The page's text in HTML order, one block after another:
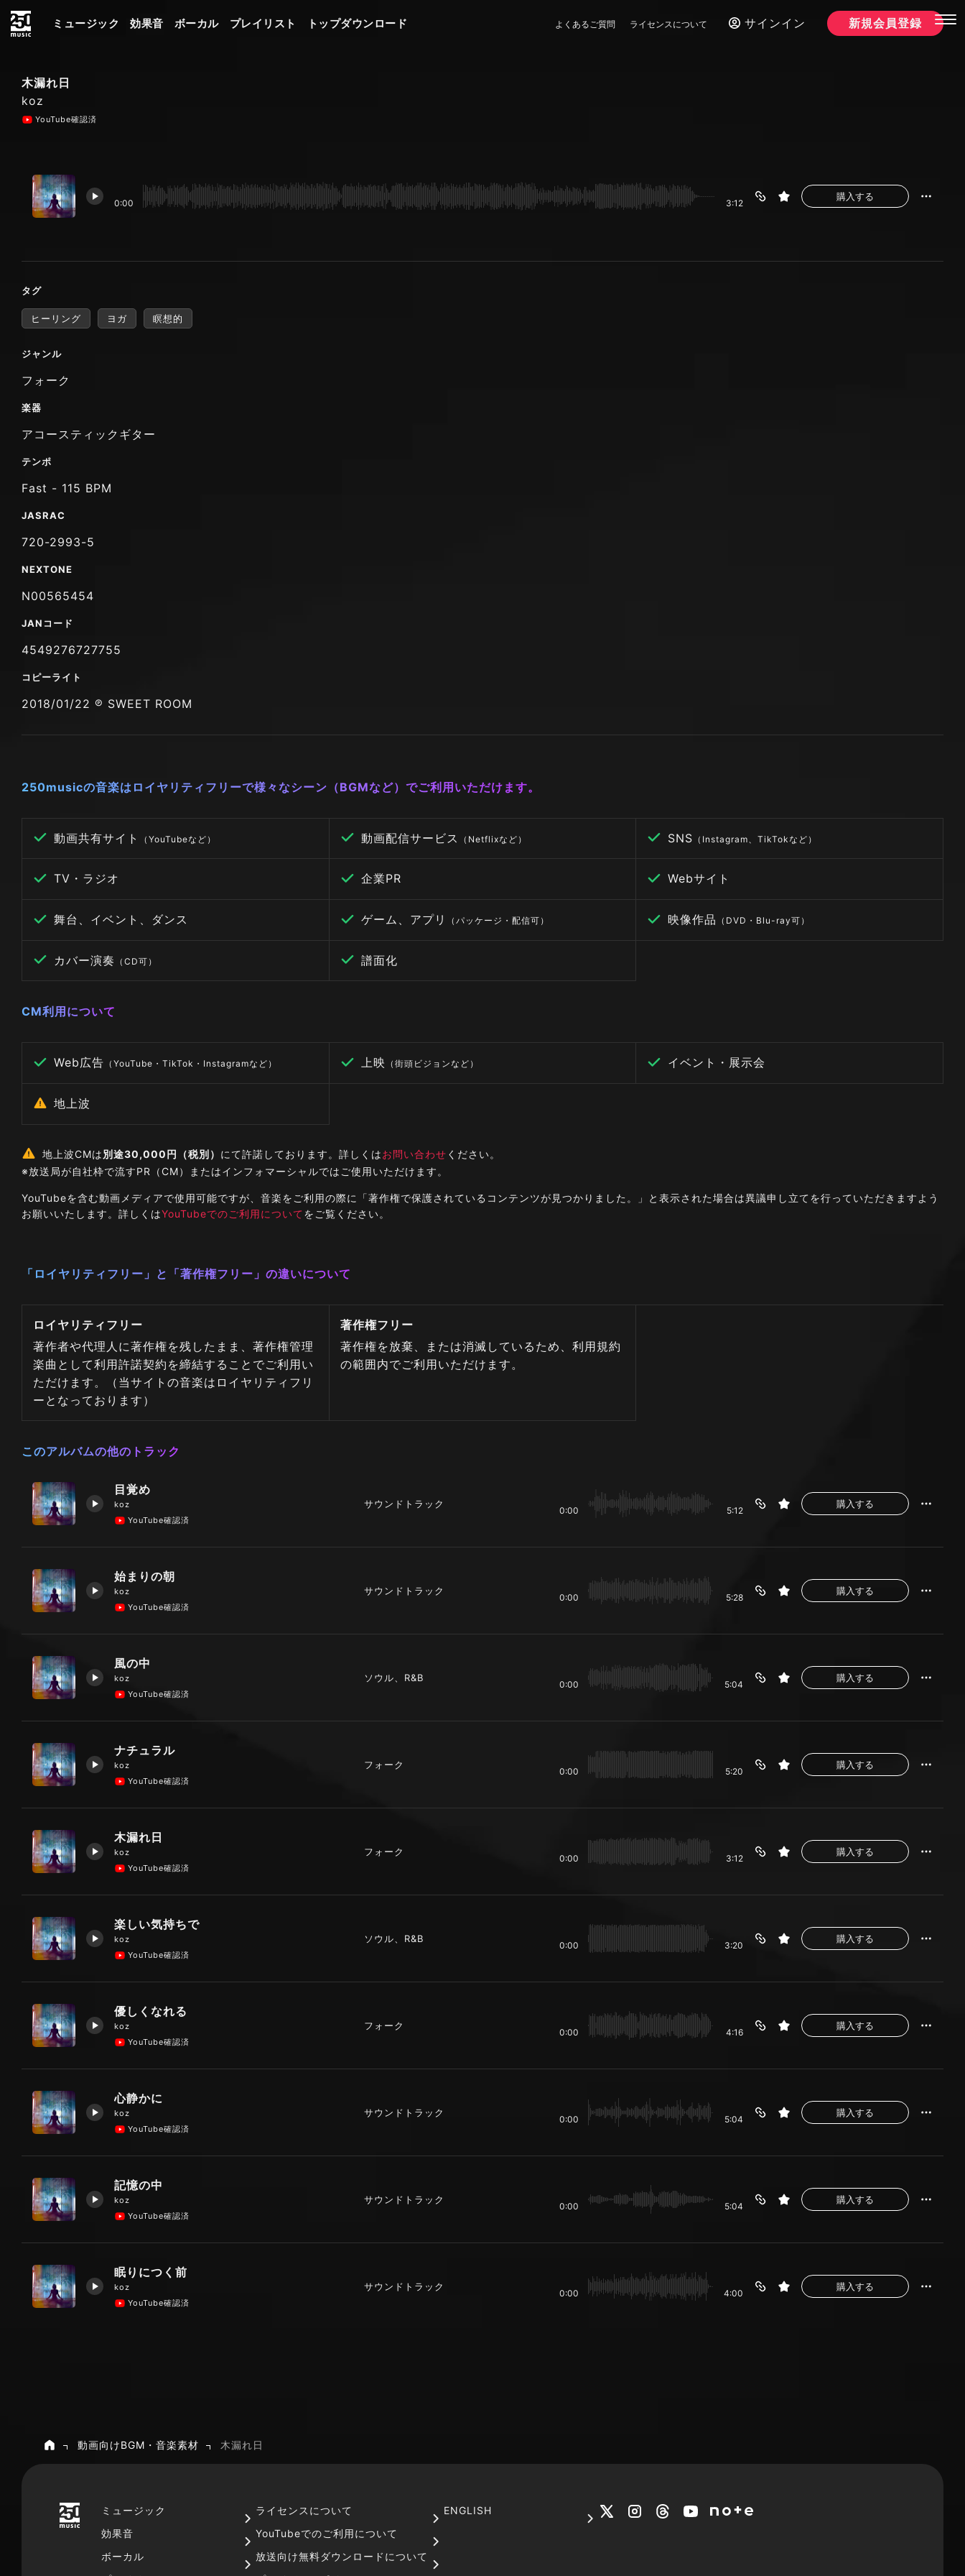
ミュージック 効果音 ボーカル プレイリスト トップダウンロード よくあるご質問 ライセンスについて サインイン 新規会員登録
木漏れ日
koz
YouTube確認済
0:00 3:12
購入する
タグ
ヒーリング ヨガ 瞑想的
ジャンル
フォーク
楽器
アコースティックギター
テンポ
Fast - 115 BPM
JASRAC
720-2993-5
NEXTONE
N00565454
JANコード
4549276727755
コピーライト
2018/01/22 ℗ SWEET ROOM
250musicの音楽はロイヤリティフリーで様々なシーン（BGMなど）でご利用いただけます。
動画共有サイト （YouTubeなど） 動画配信サービス （Netflixなど） SNS （Instagram、TikTokなど）
TV・ラジオ 企業PR Webサイト
舞台、イベント、ダンス ゲーム、アプリ （パッケージ・配信可） 映像作品 （DVD・Blu-ray可）
カバー演奏 （CD可） 譜面化
CM利用について
Web広告 （YouTube・TikTok・Instagramなど） 上映 （街頭ビジョンなど） イベント・展示会
地上波
地上波CMは別途30,000円（税別） にて許諾しております。詳しくはお問い合わせ ください。
※放送局が自社枠で流すPR（CM）またはインフォマーシャルではご使用いただけます。
YouTubeを含む動画メディアで使用可能ですが、音楽をご利用の際に「著作権で保護されているコンテンツが見つかりました。」と表示された場合は異議申し立てを行っていただきますよう
お願いいたします。詳しくはYouTubeでのご利用についてをご覧ください。
「ロイヤリティフリー」と「著作権フリー」の違いについて
ロイヤリティフリー
著作者や代理人に著作権を残したまま、著作権管理
楽曲として利用許諾契約を締結することでご利用い
ただけます。（当サイトの音楽はロイヤリティフリ
ーとなっております）
著作権フリー
著作権を放棄、または消滅しているため、利用規約
の範囲内でご利用いただけます。
このアルバムの他のトラック
目覚め
koz
YouTube確認済
サウンドトラック
0:00 5:12
購入する
始まりの朝
koz
YouTube確認済
サウンドトラック
0:00 5:28
購入する
風の中
koz
YouTube確認済
ソウル、R&B
0:00 5:04
購入する
ナチュラル
koz
YouTube確認済
フォーク
0:00 5:20
購入する
木漏れ日
koz
YouTube確認済
フォーク
0:00 3:12
購入する
楽しい気持ちで
koz
YouTube確認済
ソウル、R&B
0:00 3:20
購入する
優しくなれる
koz
YouTube確認済
フォーク
0:00 4:16
購入する
心静かに
koz
YouTube確認済
サウンドトラック
0:00 5:04
購入する
記憶の中
koz
YouTube確認済
サウンドトラック
0:00 5:04
購入する
眠りにつく前
koz
YouTube確認済
サウンドトラック
0:00 4:00
購入する
ホーム動画向けBGM・音楽素材 木漏れ日
ミュージック
効果音
ボーカル
ライセンスについて
YouTubeでのご利用について
放送向け無料ダウンロードについて
ENGLISH